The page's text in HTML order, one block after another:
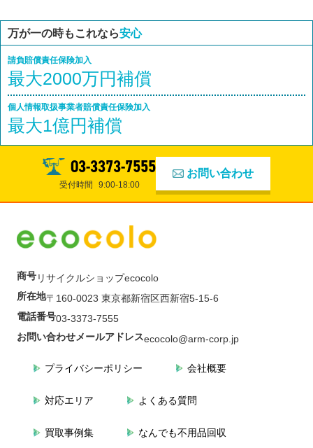
万が一の時もこれなら安心
請負賠償責任保険加入
最大2000万円補償
個人情報取扱事業者賠償責任保険加入
最大1億円補償
03-3373-7555
受付時間 9:00-18:00
お問い合わせ
商号リサイクルショップecocolo
所在地〒160-0023 東京都新宿区西新宿5-15-6
電話番号03-3373-7555
お問い合わせメールアドレスecocolo@arm-corp.jp
プライバシーポリシー 会社概要
対応エリア よくある質問
買取事例集 なんでも不用品回収